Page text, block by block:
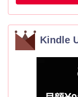
Kindle